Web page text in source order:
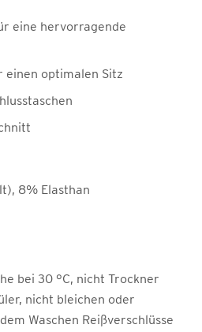
eine hervorragende
einen optimalen Sitz
8% Elasthan
bei 30 °C, nicht Trockner
nicht bleichen oder
Waschen Reißverschlüsse